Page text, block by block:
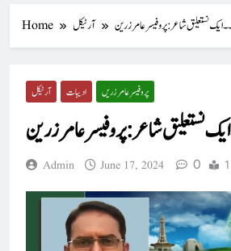
Home آرٹیکل نستعلیق شاعر : پروفیسرعامرزرین
آرٹیکل ادیبات پروفیسر عامر زریں
نستعلیق شاعر : پروفیسرعامرزرین
Admin June 17, 2024 0